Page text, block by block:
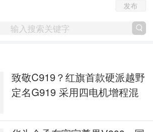
发布
致敬C919？红旗首款硬派越野
定名G919 采用四电机增程混